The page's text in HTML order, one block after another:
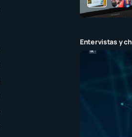
Entervistas y